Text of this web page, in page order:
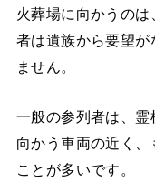
火葬場に向かうの
者は遺族から要望が
ません。
一般の参列者は、
向かう車両の近く
ことが多いです。